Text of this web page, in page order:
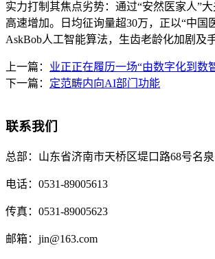
实力打制其焦点劣势：通过“安然医家人”
高速增加。日均征询量超30万，正以“中
AskBob人工智能算法，生齿老龄化加剧及
上一篇： 业正正在履历一场“由数字化到数
下一篇： 定范畴内向AI部门功能
联系我们
总部： 山东省济南市天桥区堤口路68号名
电话： 0531-89005613
传真： 0531-89005623
邮箱： jin@163.com